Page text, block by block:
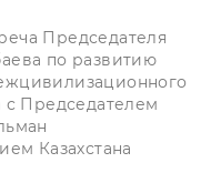
Председателя
по развитию
с Председателем
Казахстана